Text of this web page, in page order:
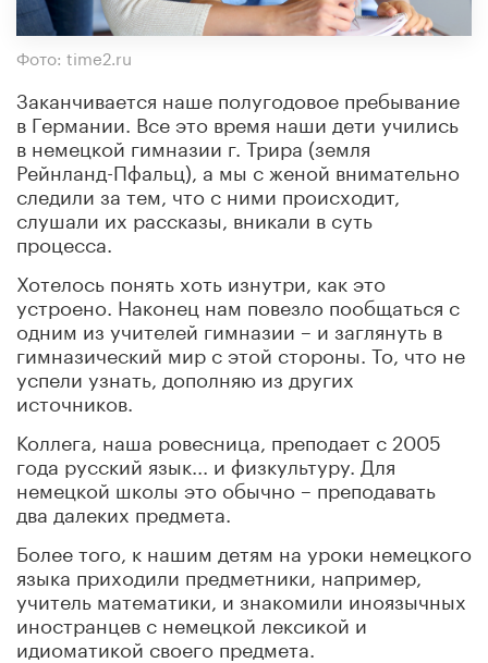
Фото: time2.ru
Заканчивается наше полугодовое пребывание
в Германии. Все это время наши дети учились
в немецкой гимназии г. Трира (земля
Рейнланд-Пфальц), а мы с женой внимательно
следили за тем, что с ними происходит,
слушали их рассказы, вникали в суть
процесса.
Хотелось понять хоть изнутри, как это
устроено. Наконец нам повезло пообщаться с
одним из учителей гимназии – и заглянуть в
гимназический мир с этой стороны. То, что не
успели узнать, дополняю из других
источников.
Коллега, наша ровесница, преподает с 2005
года русский язык... и физкультуру. Для
немецкой школы это обычно – преподавать
два далеких предмета.
Более того, к нашим детям на уроки немецкого
языка приходили предметники, например,
учитель математики, и знакомили иноязычных
иностранцев с немецкой лексикой и
идиоматикой своего предмета.